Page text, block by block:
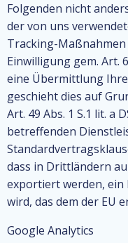
Folgenden nicht
der von uns
Tracking-
Einwilligung gem. Art.
eine Übermittlung
geschieht dies auf
Art. 49 Abs. 1 S.1 lit. a
betreffenden
dass in Drittländern
exportiert werden,
wird, das dem der EU
Google Analytics